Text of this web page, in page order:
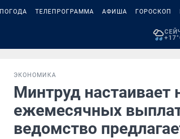
ПОГОДА ТЕЛЕПРОГРАММА АФИША ГОРОСКОП
ЭКОНОМИКА
Минтруд настаивает
ежемесячных
ведомство